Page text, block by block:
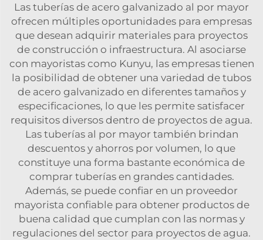
Las tuberías de acero galvanizado al por mayor
ofrecen múltiples oportunidades para empresas
que desean adquirir materiales para proyectos
de construcción o infraestructura. Al asociarse
con mayoristas como Kunyu, las empresas tienen
la posibilidad de obtener una variedad de tubos
de acero galvanizado en diferentes tamaños y
especificaciones, lo que les permite satisfacer
requisitos diversos dentro de proyectos de agua.
Las tuberías al por mayor también brindan
descuentos y ahorros por volumen, lo que
constituye una forma bastante económica de
comprar tuberías en grandes cantidades.
Además, se puede confiar en un proveedor
mayorista confiable para obtener productos de
buena calidad que cumplan con las normas y
regulaciones del sector para proyectos de agua.